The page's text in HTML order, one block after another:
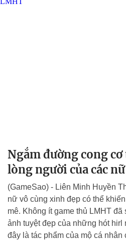
Ngắm đường cong
lòng người của các
(GameSao) - Liên Minh Huyền
nữ vô cùng xinh đẹp có thể
mê. Không ít game thủ LMHT
ảnh tuyệt đẹp của những hót
đây là tác phẩm của mộ cá nhân